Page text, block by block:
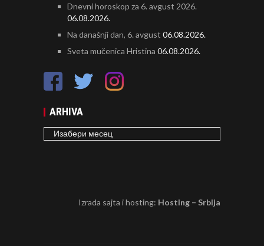
Dnevni horoskop za 6. avgust 2026.
06.08.2026.
Na današnji dan, 6. avgust 06.08.2026.
Sveta mučenica Hristina 06.08.2026.
ARHIVA
ARHIVA
Izrada sajta i hosting: Hosting – Srbija